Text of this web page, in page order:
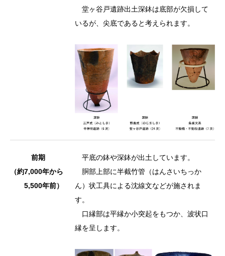
堂ヶ谷戸遺跡出土深鉢は底部が欠損して
いるが、尖底であると考えられます。
前期
（約7,000年から
5,500年前）
平底の鉢や深鉢が出土しています。
胴部上部に半截竹管（はんさいちっか
ん）状工具による沈線文などが施されま
す。
口縁部は平縁か小突起をもつか、波状口
縁を呈します。